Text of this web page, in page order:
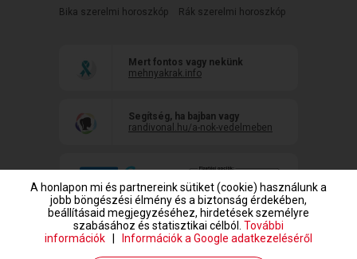
Bika szerelmi horoszkóp
Rák szerelmi horoszkóp
Mert fontos vagy nekünk
mehnyakrak.info
Segítség, ha bajban vagy
randivonal.hu/a-nok-vedelmeben
A honlapon mi és partnereink sütiket (cookie) használunk a
jobb böngészési élmény és a biztonság érdekében,
beállításaid megjegyzéséhez, hirdetések személyre
szabásához és statisztikai célból. További
információk
Információk a Google adatkezeléséről